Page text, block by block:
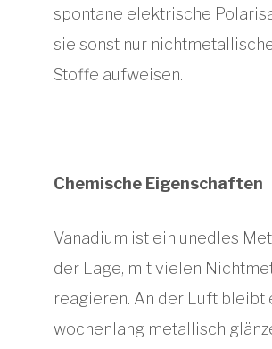
spontane elektrische
sie sonst nur
Stoffe aufweisen.
Chemische Eigenschaften
Vanadium ist ein unedles
der Lage, mit vielen
reagieren. An der Luft bleibt
wochenlang metallisch